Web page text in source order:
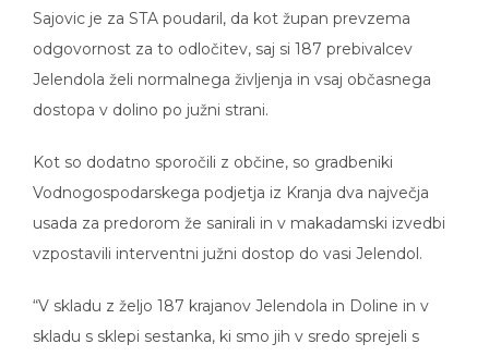
Sajovic je za STA poudaril, da kot župan prevzema
odgovornost za to odločitev, saj si 187 prebivalcev
Jelendola želi normalnega življenja in vsaj občasnega
dostopa v dolino po južni strani.
Kot so dodatno sporočili z občine, so gradbeniki
Vodnogospodarskega podjetja iz Kranja dva največja
usada za predorom že sanirali in v makadamski izvedbi
vzpostavili interventni južni dostop do vasi Jelendol.
“V skladu z željo 187 krajanov Jelendola in Doline in v
skladu s sklepi sestanka, ki smo jih v sredo sprejeli s